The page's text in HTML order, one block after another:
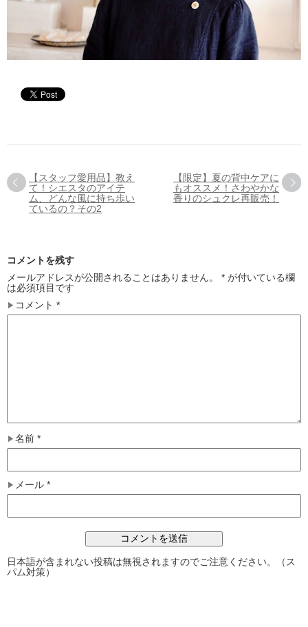
【スタッフ愛用品】教え
て！シエスタのアイテ
ム、どんな風に持ち歩い
ているの？その2
【限定】夏の背中ケアに
もオススメ！さわやかな
香りのシュクレ再販売！
コメントを残す
メールアドレスが公開されることはありません。
* が付いている欄
は必須項目です
コメント *
名前 *
メール *
日本語が含まれない投稿は無視されますのでご注意ください。（ス
パム対策）